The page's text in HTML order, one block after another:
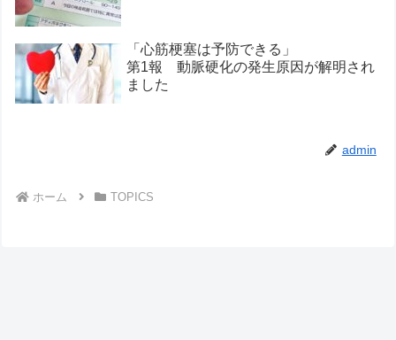
「心筋梗塞は予防できる」
第1報 動脈硬化の発生原因が解明され
ました
admin
ホーム TOPICS